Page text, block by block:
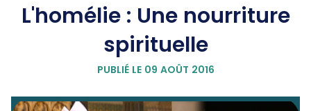
L'homélie : Une nourriture
spirituelle
PUBLIÉ LE 09 AOÛT 2016